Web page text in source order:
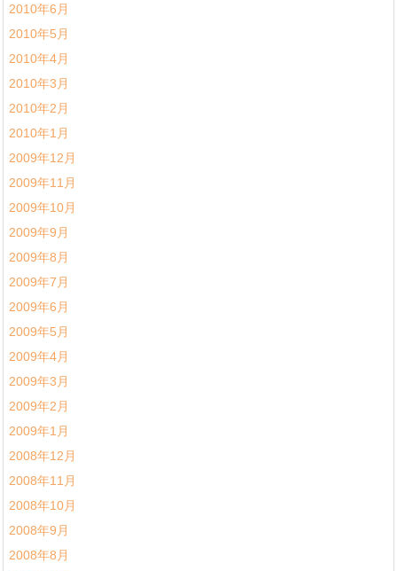
2010年6月
2010年5月
2010年4月
2010年3月
2010年2月
2010年1月
2009年12月
2009年11月
2009年10月
2009年9月
2009年8月
2009年7月
2009年6月
2009年5月
2009年4月
2009年3月
2009年2月
2009年1月
2008年12月
2008年11月
2008年10月
2008年9月
2008年8月